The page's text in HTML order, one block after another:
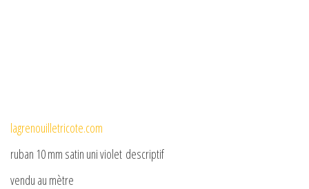
lagrenouilletricote.com
ruban 10 mm satin uni violet descriptif
vendu au mètre